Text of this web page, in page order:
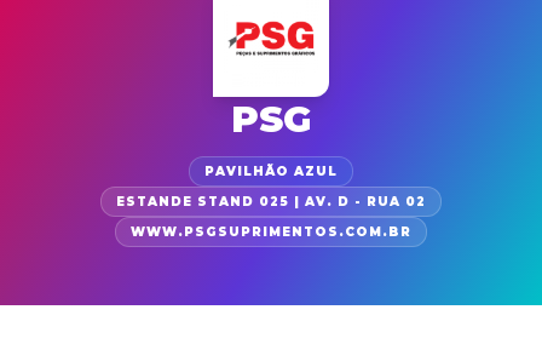
PSG
PAVILHÃO AZUL
ESTANDE STAND 025 | AV. D - RUA 02
WWW.PSGSUPRIMENTOS.COM.BR